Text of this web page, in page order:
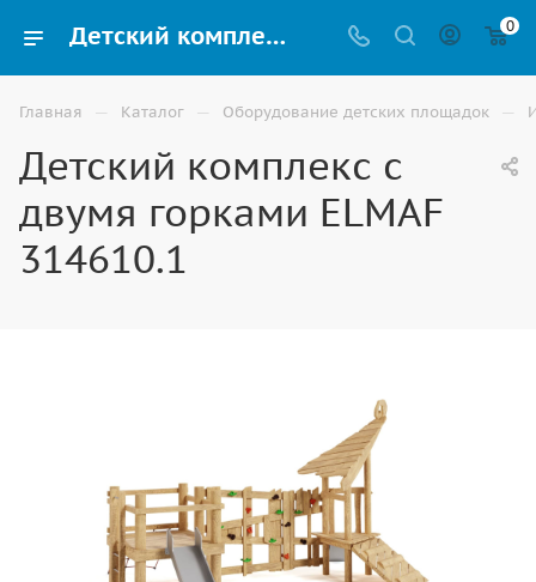
Детский комплекс с двумя горками ELMAF 314610.1 купить для улицы в Волгограде 0
Главная — Каталог — Оборудование детских площадок —
Детский комплекс с
двумя горками ELMAF
314610.1